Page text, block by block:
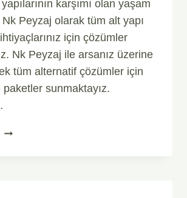
karşımı olan yaşam
Nk Peyzaj olarak tüm alt yapı
için çözümler
Nk Peyzaj ile arsanız üzerine
tüm alternatif çözümler için
sunmaktayız.